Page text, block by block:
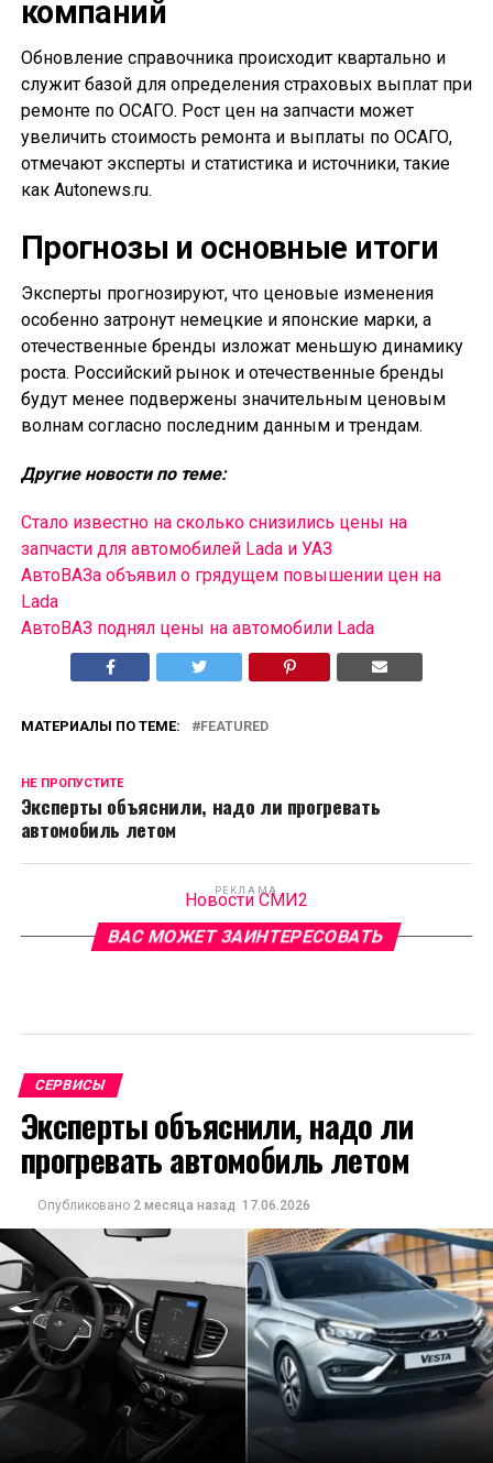
компаний
Обновление справочника происходит квартально и
служит базой для определения страховых выплат при
ремонте по ОСАГО. Рост цен на запчасти может
увеличить стоимость ремонта и выплаты по ОСАГО,
отмечают эксперты и статистика и источники, такие
как Autonews.ru.
Прогнозы и основные итоги
Эксперты прогнозируют, что ценовые изменения
особенно затронут немецкие и японские марки, а
отечественные бренды изложат меньшую динамику
роста. Российский рынок и отечественные бренды
будут менее подвержены значительным ценовым
волнам согласно последним данным и трендам.
Другие новости по теме:
Стало известно на сколько снизились цены на
запчасти для автомобилей Lada и УАЗ
АвтоВАЗа объявил о грядущем повышении цен на
Lada
АвтоВАЗ поднял цены на автомобили Lada
МАТЕРИАЛЫ ПО ТЕМЕ: FEATURED
НЕ ПРОПУСТИТЕ
Эксперты объяснили, надо ли прогревать
автомобиль летом
РЕКЛАМА
Новости СМИ2
ВАС МОЖЕТ ЗАИНТЕРЕСОВАТЬ
СЕРВИСЫ
Эксперты объяснили, надо ли
прогревать автомобиль летом
Опубликовано 2 месяца назад 17.06.2026